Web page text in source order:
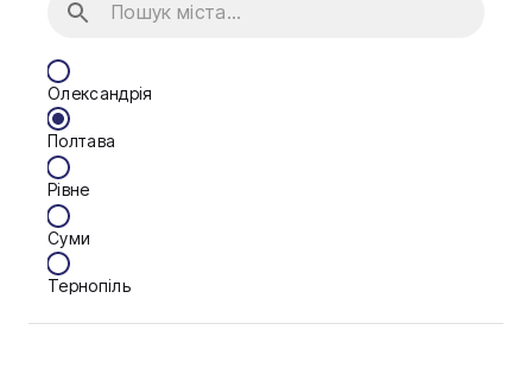
Олександрія
Полтава
Рівне
Суми
Тернопіль